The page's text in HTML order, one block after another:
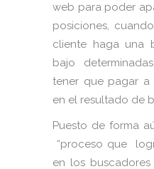
web para poder
posiciones,
cliente haga una
bajo
tener que pagar
en el resultado de
Puesto de forma
“proceso que
en los